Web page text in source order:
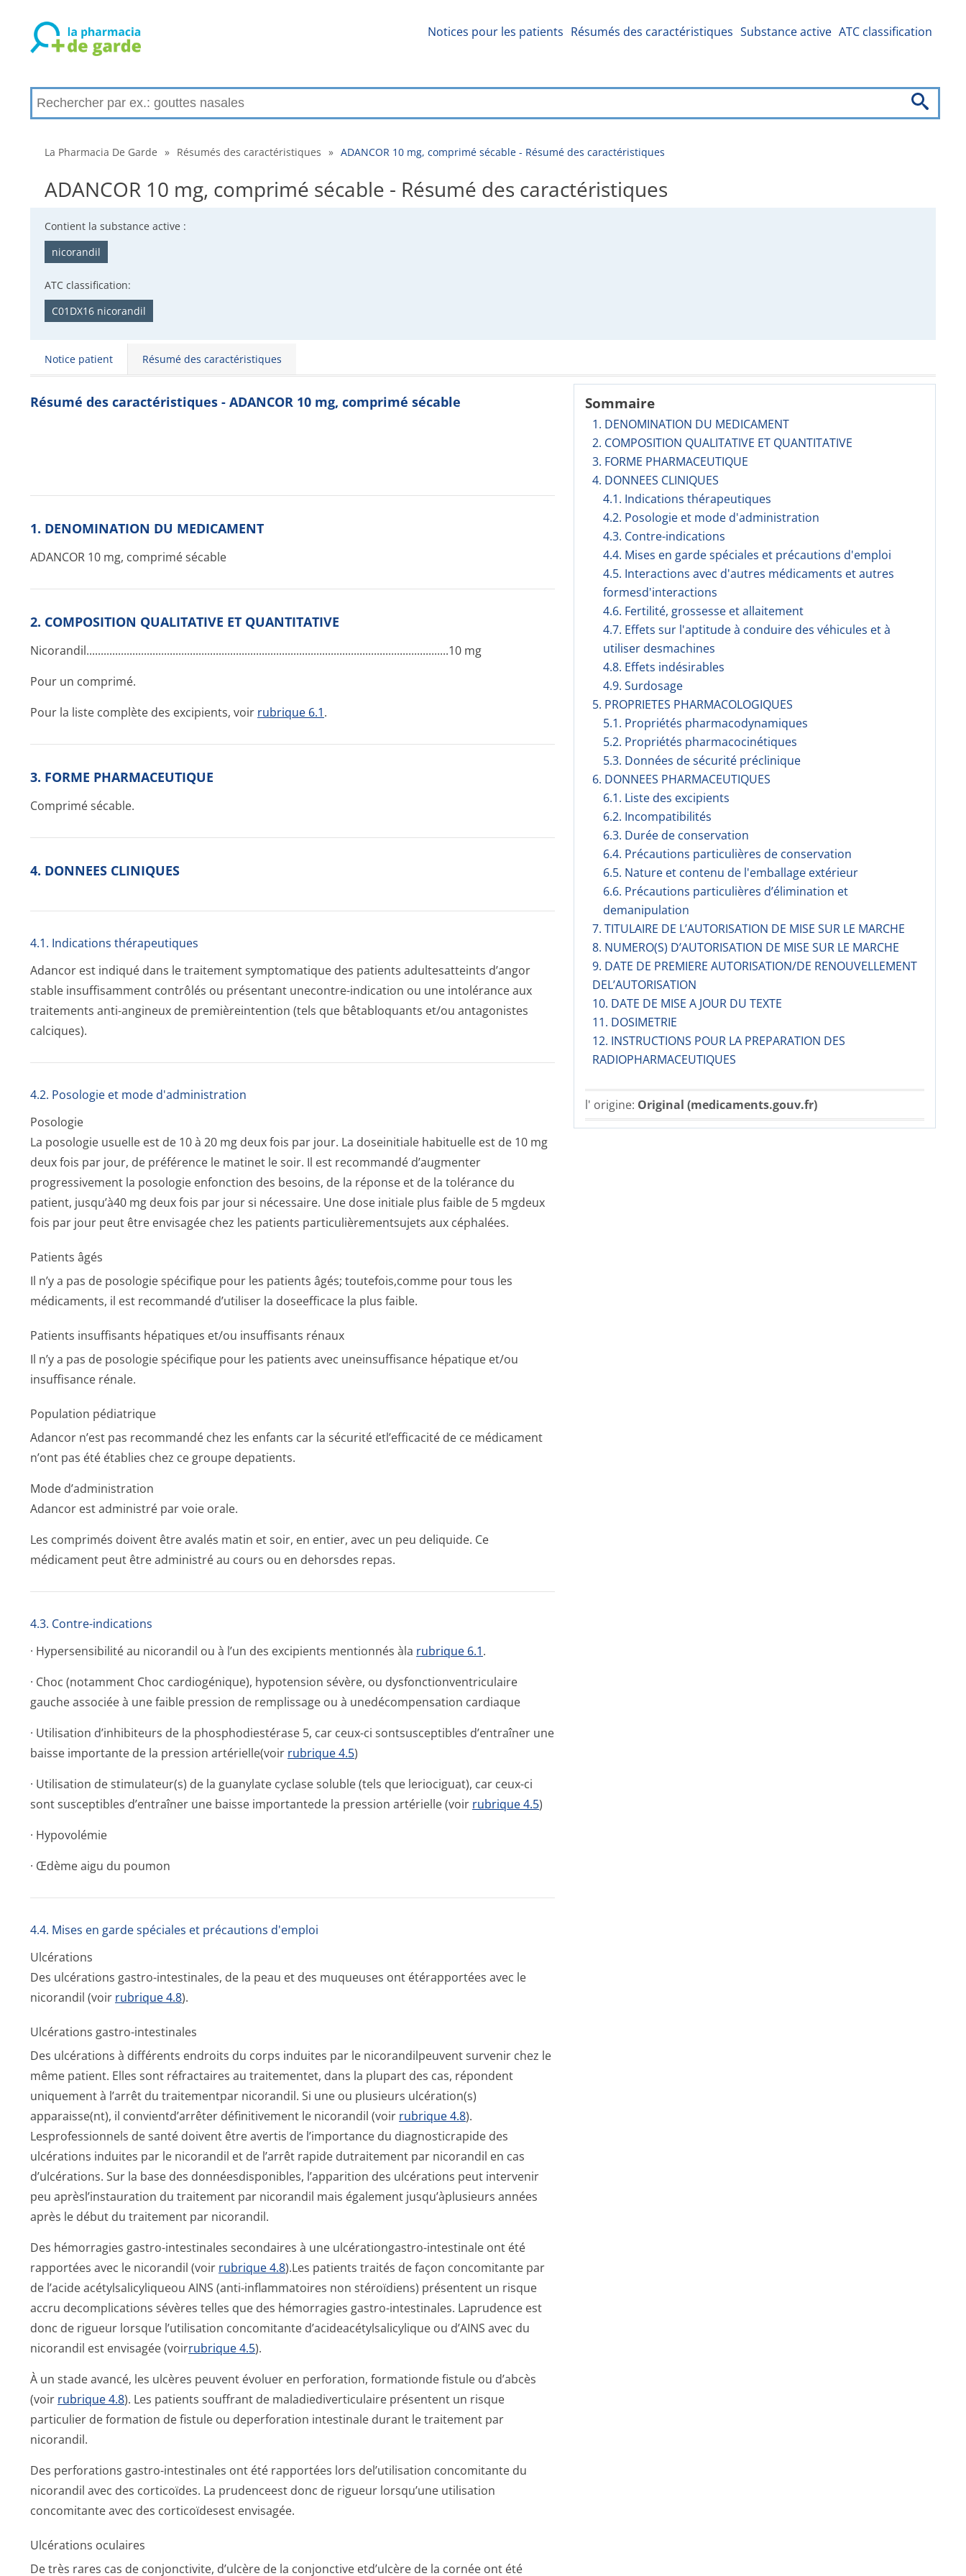
Notices pour les patients Résumés des caractéristiques Substance active ATC classification
La Pharmacia De Garde » Résumés des caractéristiques » ADANCOR 10 mg, comprimé sécable - Résumé des caractéristiques
ADANCOR 10 mg, comprimé sécable - Résumé des caractéristiques
Contient la substance active :
nicorandil
ATC classification:
C01DX16 nicorandil
Notice patient Résumé des caractéristiques
Sommaire
1. DENOMINATION DU MEDICAMENT
2. COMPOSITION QUALITATIVE ET QUANTITATIVE
3. FORME PHARMACEUTIQUE
4. DONNEES CLINIQUES
4.1. Indications thérapeutiques
4.2. Posologie et mode d'administration
4.3. Contre-indications
4.4. Mises en garde spéciales et précautions d'emploi
4.5. Interactions avec d'autres médicaments et autres
formesd'interactions
4.6. Fertilité, grossesse et allaitement
4.7. Effets sur l'aptitude à conduire des véhicules et à
utiliser desmachines
4.8. Effets indésirables
4.9. Surdosage
5. PROPRIETES PHARMACOLOGIQUES
5.1. Propriétés pharmacodynami­ques
5.2. Propriétés pharmacocinéti­ques
5.3. Données de sécurité préclinique
6. DONNEES PHARMACEUTIQUES
6.1. Liste des excipients
6.2. Incompati­bilités
6.3. Durée de conservation
6.4. Précautions particulières de conservation
6.5. Nature et contenu de l'emballage extérieur
6.6. Précautions particulières d’élimination et
demanipulation
7. TITULAIRE DE L’AUTORISATION DE MISE SUR LE MARCHE
8. NUMERO(S) D’AUTORISATION DE MISE SUR LE MARCHE
9. DATE DE PREMIERE AUTORISATION/DE RENOUVELLEMENT
DEL’AUTORISATION
10. DATE DE MISE A JOUR DU TEXTE
11. DOSIMETRIE
12. INSTRUCTIONS POUR LA PREPARATION DES
RADIOPHARMACE­UTIQUES
l' origine: Original (medicaments.gouv.fr)
Résumé des caractéristiques - ADANCOR 10 mg, comprimé sécable
1. DENOMINATION DU MEDICAMENT
ADANCOR 10 mg, comprimé sécable
2. COMPOSITION QUALITATIVE ET QUANTITATIVE
Nicorandil...­.............­.............­.............­.............­.............­.............­.............­.............­.............­......10 mg
Pour un comprimé.
Pour la liste complète des excipients, voir rubrique 6.1.
3. FORME PHARMACEUTIQUE
Comprimé sécable.
4. DONNEES CLINIQUES
4.1. Indications thérapeutiques
Adancor est indiqué dans le traitement symptomatique des patients adultesatteints d’angor
stable insuffisamment contrôlés ou présentant unecontre-indication ou une intolérance aux
traitements anti-angineux de premièreintention (tels que bêtabloquants et/ou antagonistes
calciques).
4.2. Posologie et mode d'administration
Posologie
La posologie usuelle est de 10 à 20 mg deux fois par jour. La doseinitiale habituelle est de 10 mg
deux fois par jour, de préférence le matinet le soir. Il est recommandé d’augmenter
progressivement la posologie enfonction des besoins, de la réponse et de la tolérance du
patient, jusqu’à40 mg deux fois par jour si nécessaire. Une dose initiale plus faible de 5 mgdeux
fois par jour peut être envisagée chez les patients particulièremen­tsujets aux céphalées.
Patients âgés
Il n’y a pas de posologie spécifique pour les patients âgés; toutefois,comme pour tous les
médicaments, il est recommandé d’utiliser la doseefficace la plus faible.
Patients insuffisants hépatiques et/ou insuffisants rénaux
Il n’y a pas de posologie spécifique pour les patients avec uneinsuffisance hépatique et/ou
insuffisance rénale.
Population pédiatrique
Adancor n’est pas recommandé chez les enfants car la sécurité etl’efficacité de ce médicament
n’ont pas été établies chez ce groupe depatients.
Mode d’administration
Adancor est administré par voie orale.
Les comprimés doivent être avalés matin et soir, en entier, avec un peu deliquide. Ce
médicament peut être administré au cours ou en dehorsdes repas.
4.3. Contre-indications
· Hypersensibilité au nicorandil ou à l’un des excipients mentionnés àla rubrique 6.1.
· Choc (notamment Choc cardiogénique), hypotension sévère, ou dysfonctionven­triculaire
gauche associée à une faible pression de remplissage ou à unedécompensation cardiaque
· Utilisation d’inhibiteurs de la phosphodiestérase 5, car ceux-ci sontsusceptibles d’entraîner une
baisse importante de la pression artérielle(voir rubrique 4.5)
· Utilisation de stimulateur(s) de la guanylate cyclase soluble (tels que leriociguat), car ceux-ci
sont susceptibles d’entraîner une baisse importantede la pression artérielle (voir rubrique 4.5)
· Hypovolémie
· Œdème aigu du poumon
4.4. Mises en garde spéciales et précautions d'emploi
Ulcérations
Des ulcérations gastro-intestinales, de la peau et des muqueuses ont étérapportées avec le
nicorandil (voir rubrique 4.8).
Ulcérations gastro-intestinales
Des ulcérations à différents endroits du corps induites par le nicorandilpeuvent survenir chez le
même patient. Elles sont réfractaires au traitementet, dans la plupart des cas, répondent
uniquement à l’arrêt du traitementpar nicorandil. Si une ou plusieurs ulcération(s)
apparaisse(nt), il convientd’arrêter définitivement le nicorandil (voir rubrique 4.8).
Lesprofessionnels de santé doivent être avertis de l’importance du diagnosticrapide des
ulcérations induites par le nicorandil et de l’arrêt rapide dutraitement par nicorandil en cas
d’ulcérations. Sur la base des donnéesdisponibles, l’apparition des ulcérations peut intervenir
peu aprèsl’instauration du traitement par nicorandil mais également jusqu’àplusieurs années
après le début du traitement par nicorandil.
Des hémorragies gastro-intestinales secondaires à une ulcérationgastro-intestinale ont été
rapportées avec le nicorandil (voir rubrique 4.8).Les patients traités de façon concomitante par
de l’acide acétylsalicyliqueou AINS (anti-inflammatoires non stéroïdiens) présentent un risque
accru decomplications sévères telles que des hémorragies gastro-intestinales. Laprudence est
donc de rigueur lorsque l’utilisation concomitante d’acideacétyl­salicylique ou d’AINS avec du
nicorandil est envisagée (voirrubrique 4.5).
À un stade avancé, les ulcères peuvent évoluer en perforation, formationde fistule ou d’abcès
(voir rubrique 4.8). Les patients souffrant de maladiediverti­culaire présentent un risque
particulier de formation de fistule ou deperforation intestinale durant le traitement par
nicorandil.
Des perforations gastro-intestinales ont été rapportées lors del’utilisation concomitante du
nicorandil avec des corticoïdes. La prudenceest donc de rigueur lorsqu’une utilisation
concomitante avec des corticoïdesest envisagée.
Ulcérations oculaires
De très rares cas de conjonctivite, d’ulcère de la conjonctive etd’ulcère de la cornée ont été